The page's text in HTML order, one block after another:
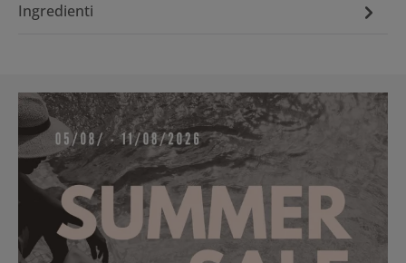
Ingredienti